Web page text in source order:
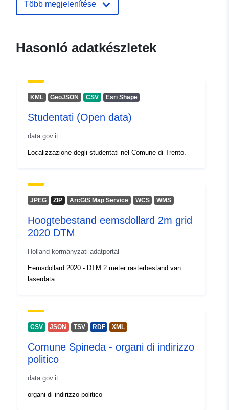
Frissítve: data.europa.eu:
uriRef:
http://data.europa.eu/88u/dataset/
Több megjelenítése
Hasonló adatkészletek
KML GeoJSON CSV Esri Shape
Studentati (Open data)
data.gov.it
Localizzazione degli studentati nel Comune di Trento.
JPEG ZIP ArcGIS Map Service WCS WMS
Hoogtebestand eemsdollard 2m grid
2020 DTM
Holland kormányzati adatportál
Eemsdollard 2020 - DTM 2 meter rasterbestand van
laserdata
CSV JSON TSV RDF XML
Comune Spineda - organi di indirizzo
politico
data.gov.it
organi di indirizzo politico